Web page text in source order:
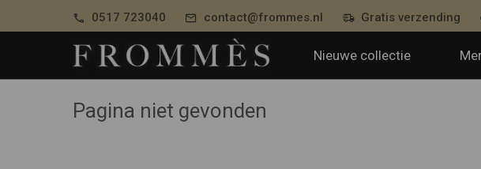
0517 723040 contact@frommes.nl Gratis verzending
Nieuwe collectie
Pagina niet gevonden